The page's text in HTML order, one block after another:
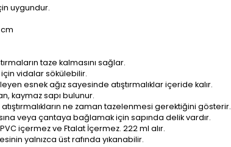
uygundur.
cm
taze kalmasını sağlar.
vidalar sökülebilir.
esnek ağız sayesinde atıştırmalıklar içeride kalır.
kaymaz sapı bulunur.
ne zaman tazelenmesi gerektiğini gösterir.
veya çantaya bağlamak için sapında delik vardır.
içermez ve Ftalat İçermez. 222 ml alır.
yalnızca üst rafında yıkanabilir.